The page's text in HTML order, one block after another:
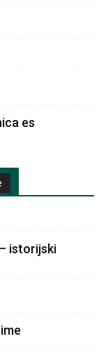
es
istorijski